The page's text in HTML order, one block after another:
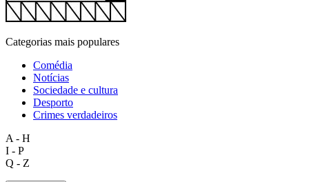
Categorias mais populares
Comédia
Notícias
Sociedade e cultura
Desporto
Crimes verdadeiros
A - H
I - P
Q - Z